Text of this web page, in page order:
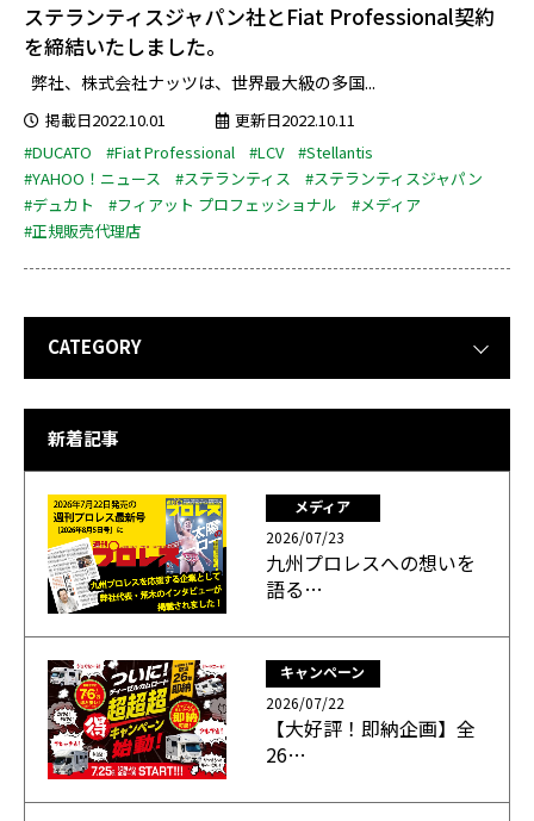
ステランティスジャパン社とFiat Professional契約
を締結いたしました。
弊社、株式会社ナッツは、世界最大級の多国...
掲載日2022.10.01
更新日2022.10.11
#DUCATO
#Fiat Professional #LCV
#Stellantis
#YAHOO！ニュース
#ステランティス
#ステランティスジャパン
#デュカト
#フィアット プロフェッショナル
#メディア
#正規販売代理店
CATEGORY
新着記事
メディア
2026/07/23
九州プロレスへの想いを
語る…
キャンペーン
2026/07/22
【大好評！即納企画】全
26…